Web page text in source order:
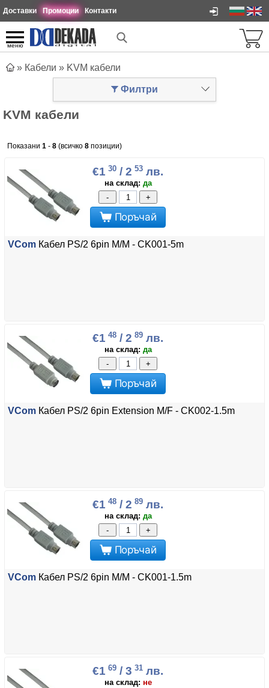
Доставки Промоции Контакти
меню
» Кабели » KVM кабели
KVM кабели
Показани 1 - 8 (всичко 8 позиции)
€1 30 / 2 53 лв.
на склад: да
-
+
Поръчай
VCom Кабел PS/2 6pin M/M - CK001-5m
€1 48 / 2 89 лв.
на склад: да
-
+
Поръчай
VCom Кабел PS/2 6pin Extension M/F - CK002-1.5m
€1 48 / 2 89 лв.
на склад: да
-
+
Поръчай
VCom Кабел PS/2 6pin M/M - CK001-1.5m
€1 69 / 3 31 лв.
на склад: не
Филтри